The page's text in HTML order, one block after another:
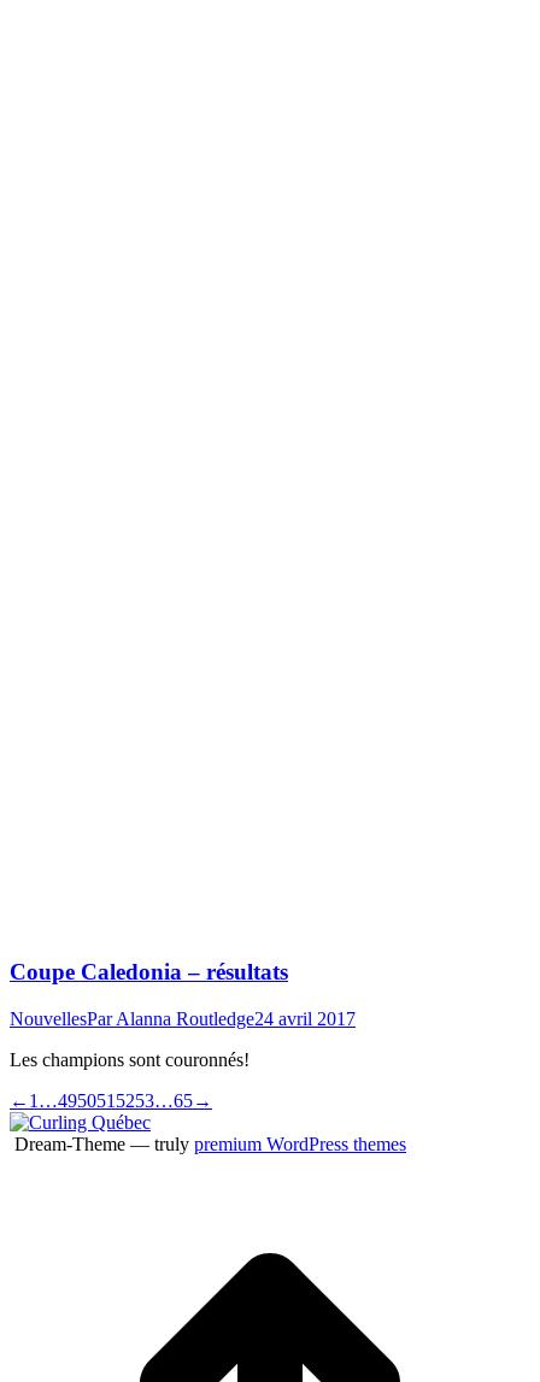
Coupe Caledonia – résultats
NouvellesParAlanna Routledge24 avril 2017
Les champions sont couronnés!
← 1 …495051 5253…65→
Dream-Theme — truly premium WordPress themes